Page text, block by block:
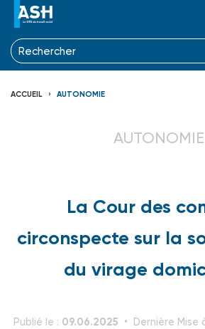
ACCUEIL AUTONOMIE
AUTONOMIE
La Cour des
circonspecte sur la
du virage
Publié le : 09.06.2025 Dernière Mise